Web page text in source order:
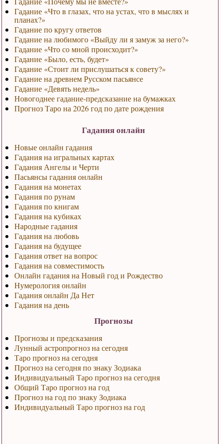
Гадание «Что в глазах, что на устах, что в мыслях и
планах?»
Гадание по кругу ответов
Гадание на любимого «Выйду ли я замуж за него?»
Гадание «Что со мной происходит?»
Гадание «Было, есть, будет»
Гадание «Стоит ли прислушаться к совету?»
Гадание на древнем Русском пасьянсе
Гадание «Девять недель»
Новогоднее гадание-предсказание на бумажках
Прогноз Таро на 2026 год по дате рождения
Гадания онлайн
Новые онлайн гадания
Гадания на игральных картах
Гадания Ангелы и Черти
Пасьянсы гадания онлайн
Гадания на монетах
Гадания по рунам
Гадания по книгам
Гадания на кубиках
Народные гадания
Гадания на любовь
Гадания на будущее
Гадания ответ на вопрос
Гадания на совместимость
Онлайн гадания на Новый год и Рождество
Нумерология онлайн
Гадания онлайн Да Нет
Гадания на день
Прогнозы
Прогнозы и предсказания
Лунный астропрогноз на сегодня
Таро прогноз на сегодня
Прогноз на сегодня по знаку Зодиака
Индивидуальный Таро прогноз на сегодня
Общий Таро прогноз на год
Прогноз на год по знаку Зодиака
Индивидуальный Таро прогноз на год